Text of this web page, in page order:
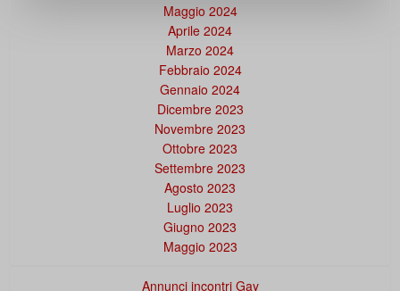
Maggio 2024
Aprile 2024
Marzo 2024
Febbraio 2024
Gennaio 2024
Dicembre 2023
Novembre 2023
Ottobre 2023
Settembre 2023
Agosto 2023
Luglio 2023
Giugno 2023
Maggio 2023
Annunci incontri Gay